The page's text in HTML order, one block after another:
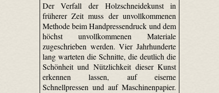
Der Verfall der Holzschneidekunst in
früherer Zeit muss der unvollkommenen
Methode beim Handpressendruck und dem
höchst unvollkommenen Materiale
zugeschrieben werden. Vier Jahrhunderte
lang warteten die Schnitte, die deutlich die
Schönheit und Nützlichkeit dieser Kunst
erkennen lassen, auf eiserne
Schnellpressen und auf Maschinenpapier.